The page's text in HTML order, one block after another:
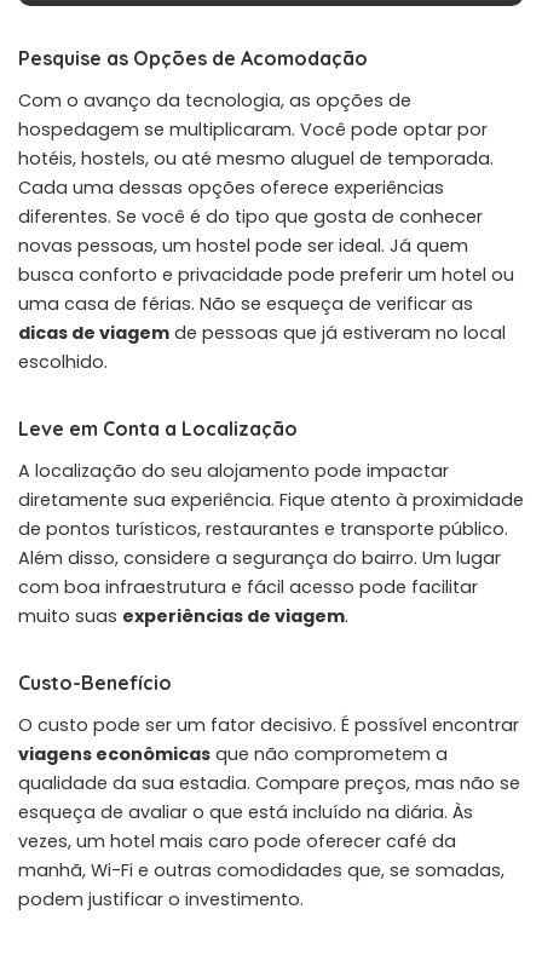
Pesquise as Opções de Acomodação
Com o avanço da tecnologia, as opções de
hospedagem se multiplicaram. Você pode optar por
hotéis, hostels, ou até mesmo aluguel de temporada.
Cada uma dessas opções oferece experiências
diferentes. Se você é do tipo que gosta de conhecer
novas pessoas, um hostel pode ser ideal. Já quem
busca conforto e privacidade pode preferir um hotel ou
uma casa de férias. Não se esqueça de verificar as
dicas de viagem de pessoas que já estiveram no local
escolhido.
Leve em Conta a Localização
A localização do seu alojamento pode impactar
diretamente sua experiência. Fique atento à proximidade
de pontos turísticos, restaurantes e transporte público.
Além disso, considere a segurança do bairro. Um lugar
com boa infraestrutura e fácil acesso pode facilitar
muito suas experiências de viagem.
Custo-Benefício
O custo pode ser um fator decisivo. É possível encontrar
viagens econômicas que não comprometem a
qualidade da sua estadia. Compare preços, mas não se
esqueça de avaliar o que está incluído na diária. Às
vezes, um hotel mais caro pode oferecer café da
manhã, Wi-Fi e outras comodidades que, se somadas,
podem justificar o investimento.